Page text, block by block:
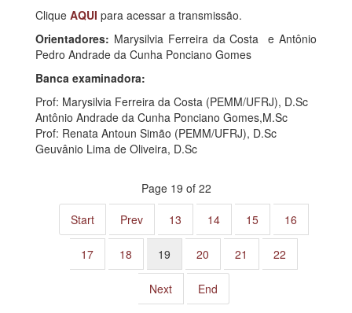
Clique AQUI para acessar a transmissão.
Orientadores: Marysilvia Ferreira da Costa e Antônio
Pedro Andrade da Cunha Ponciano Gomes
Banca examinadora:
Prof: Marysilvia Ferreira da Costa (PEMM/UFRJ), D.Sc
Antônio Andrade da Cunha Ponciano Gomes,M.Sc
Prof: Renata Antoun Simão (PEMM/UFRJ), D.Sc
Geuvânio Lima de Oliveira, D.Sc
Page 19 of 22
Start
Prev 13 14 15 16
17 18 19 20 21 22
Next End